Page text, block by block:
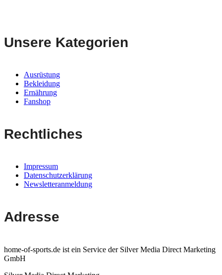
Unsere Kategorien
Ausrüstung
Bekleidung
Ernährung
Fanshop
Rechtliches
Impressum
Datenschutzerklärung
Newsletteranmeldung
Adresse
home-of-sports.de ist ein Service der Silver Media Direct Marketing
GmbH